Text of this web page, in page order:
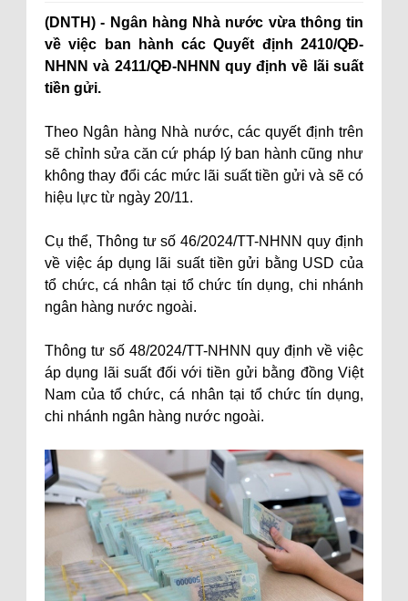
(DNTH) - Ngân hàng Nhà nước vừa thông tin
về việc ban hành các Quyết định 2410/QĐ-
NHNN và 2411/QĐ-NHNN quy định về lãi suất
tiền gửi.
Theo Ngân hàng Nhà nước, các quyết định trên
sẽ chỉnh sửa căn cứ pháp lý ban hành cũng như
không thay đổi các mức lãi suất tiền gửi và sẽ có
hiệu lực từ ngày 20/11.
Cụ thể, Thông tư số 46/2024/TT-NHNN quy định
về việc áp dụng lãi suất tiền gửi bằng USD của
tổ chức, cá nhân tại tổ chức tín dụng, chi nhánh
ngân hàng nước ngoài.
Thông tư số 48/2024/TT-NHNN quy định về việc
áp dụng lãi suất đối với tiền gửi bằng đồng Việt
Nam của tổ chức, cá nhân tại tổ chức tín dụng,
chi nhánh ngân hàng nước ngoài.